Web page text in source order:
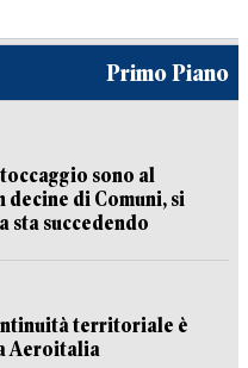
Primo Piano
sono al
decine di Comuni, si
sta succedendo
territoriale è
Aeroitalia